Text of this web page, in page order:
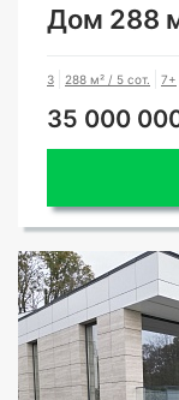
Дом 288
3 288 м² / 5 сот. 7+
35 000